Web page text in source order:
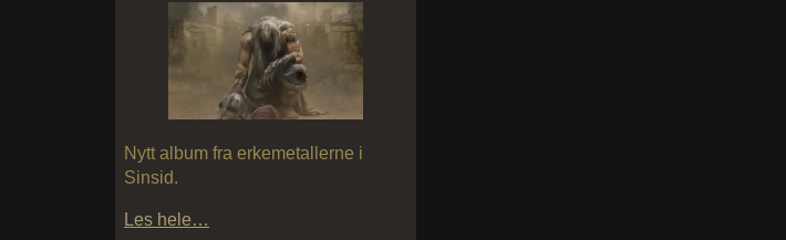
Nytt album fra erkemetallerne i
Sinsid.
Les hele…